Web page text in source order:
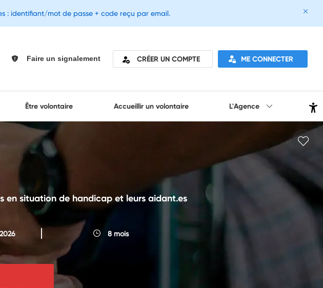
Faire un signalement CRÉER UN COMPTE ME CONNECTER
Être volontaire Accueillir un volontaire L'Agence
en situation de handicap et leurs aidant.es
8 mois
: identifiant/mot de passe + code reçu par email.